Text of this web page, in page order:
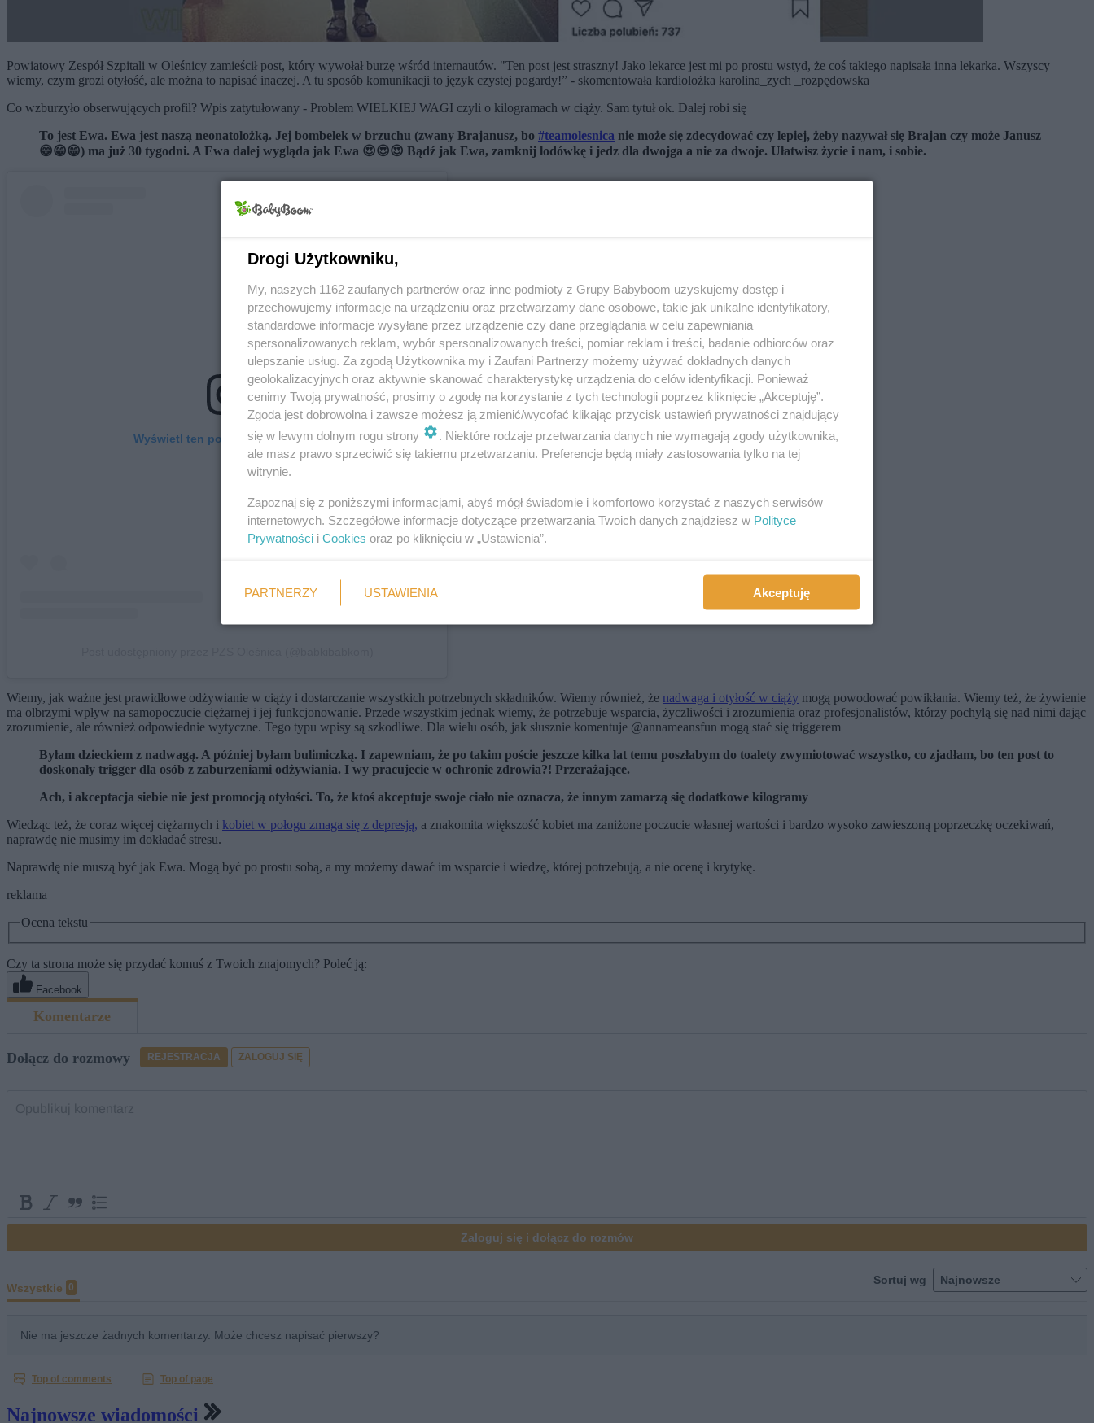
Powiatowy Zespół Szpitali w Oleśnicy zamieścił post, który wywołał burzę wśród internautów. "Ten post jest straszny! Jako lekarce jest mi po prostu wstyd, że coś takiego napisała inna lekarka. Wszyscy
wiemy, czym grozi otyłość, ale można to napisać inaczej. A tu sposób komunikacji to język czystej pogardy!” - skomentowała kardiolożka karolina_zych _rozpędowska
Co wzburzyło obserwujących profil? Wpis zatytułowany - Problem WIELKIEJ WAGI czyli o kilogramach w ciąży. Sam tytuł ok. Dalej robi się
To jest Ewa. Ewa jest naszą neonatolożką. Jej bombelek w brzuchu (zwany Brajanusz, bo #teamolesnica nie może się zdecydować czy lepiej, żeby nazywał się Brajan czy może Janusz
😁😁😁) ma już 30 tygodni. A Ewa dalej wygląda jak Ewa 😍😍😍 Bądź jak Ewa, zamknij lodówkę i jedz dla dwojga a nie za dwoje. Ułatwisz życie i nam, i sobie.
Wyświetl ten post na Instagramie.
Wiemy, jak ważne jest prawidłowe odżywianie w ciąży i dostarczanie wszystkich potrzebnych składników. Wiemy również, że nadwaga i otyłość w ciąży mogą powodować powikłania. Wiemy też, że żywienie
ma olbrzymi wpływ na samopoczucie ciężarnej i jej funkcjonowanie. Przede wszystkim jednak wiemy, że potrzebuje wsparcia, życzliwości i zrozumienia oraz profesjonalistów, którzy pochylą się nad nimi dając
zrozumienie, ale również odpowiednie wytyczne. Tego typu wpisy są szkodliwe. Dla wielu osób, jak słusznie komentuje @annameansfun mogą stać się triggerem
Byłam dzieckiem z nadwagą. A później byłam bulimiczką. I zapewniam, że po takim poście jeszcze kilka lat temu poszłabym do toalety zwymiotować wszystko, co zjadłam, bo ten post to
doskonały trigger dla osób z zaburzeniami odżywiania. I wy pracujecie w ochronie zdrowia?! Przerażające.
Ach, i akceptacja siebie nie jest promocją otyłości. To, że ktoś akceptuje swoje ciało nie oznacza, że innym zamarzą się dodatkowe kilogramy
Wiedząc też, że coraz więcej ciężarnych i kobiet w połogu zmaga się z depresją, a znakomita większość kobiet ma zaniżone poczucie własnej wartości i bardzo wysoko zawieszoną poprzeczkę oczekiwań,
naprawdę nie musimy im dokładać stresu.
Naprawdę nie muszą być jak Ewa. Mogą być po prostu sobą, a my możemy dawać im wsparcie i wiedzę, której potrzebują, a nie ocenę i krytykę.
reklama
Ocena tekstu
Czy ta strona może się przydać komuś z Twoich znajomych? Poleć ją:
Facebook
Najnowsze wiadomości
Drogi Użytkowniku,
My, naszych 1162 zaufanych partnerów oraz inne podmioty z Grupy Babyboom uzyskujemy dostęp i
przechowujemy informacje na urządzeniu oraz przetwarzamy dane osobowe, takie jak unikalne identyfikatory,
standardowe informacje wysyłane przez urządzenie czy dane przeglądania w celu zapewniania
spersonalizowanych reklam, wybór spersonalizowanych treści, pomiar reklam i treści, badanie odbiorców oraz
ulepszanie usług. Za zgodą Użytkownika my i Zaufani Partnerzy możemy używać dokładnych danych
geolokalizacyjnych oraz aktywnie skanować charakterystykę urządzenia do celów identyfikacji. Ponieważ
cenimy Twoją prywatność, prosimy o zgodę na korzystanie z tych technologii poprzez kliknięcie „Akceptuję”.
Zgoda jest dobrowolna i zawsze możesz ją zmienić/wycofać klikając przycisk ustawień prywatności znajdujący
się w lewym dolnym rogu strony
. Niektóre rodzaje przetwarzania danych nie wymagają zgody użytkownika,
ale masz prawo sprzeciwić się takiemu przetwarzaniu. Preferencje będą miały zastosowania tylko na tej
witrynie.
Zapoznaj się z poniższymi informacjami, abyś mógł świadomie i komfortowo korzystać z naszych serwisów
internetowych. Szczegółowe informacje dotyczące przetwarzania Twoich danych znajdziesz w Polityce
Prywatności i Cookies oraz po kliknięciu w „Ustawienia”.
PARTNERZY USTAWIENIA Akceptuję